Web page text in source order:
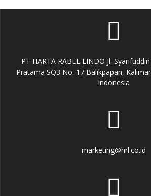
PT HARTA RABEL LINDO Jl.
Pratama SQ3 No. 17 Balikpapan,
Indonesia
marketing@hrl.co.id